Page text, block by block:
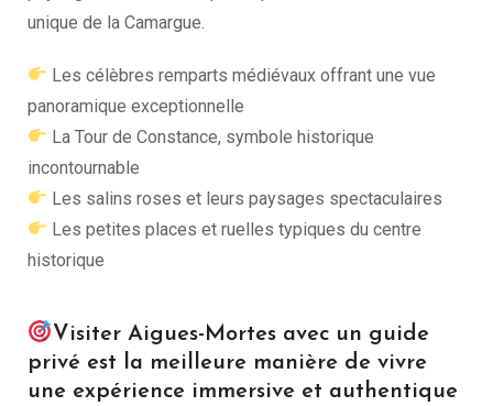
unique de la Camargue.
Les célèbres remparts médiévaux offrant une vue
panoramique exceptionnelle
La Tour de Constance, symbole historique
incontournable
Les salins roses et leurs paysages spectaculaires
Les petites places et ruelles typiques du centre
historique
Visiter Aigues-Mortes avec un guide
privé est la meilleure manière de vivre
une expérience immersive et authentique